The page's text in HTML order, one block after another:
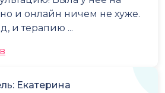
и онлайн ничем не хуже.
и терапию ...
Екатерина